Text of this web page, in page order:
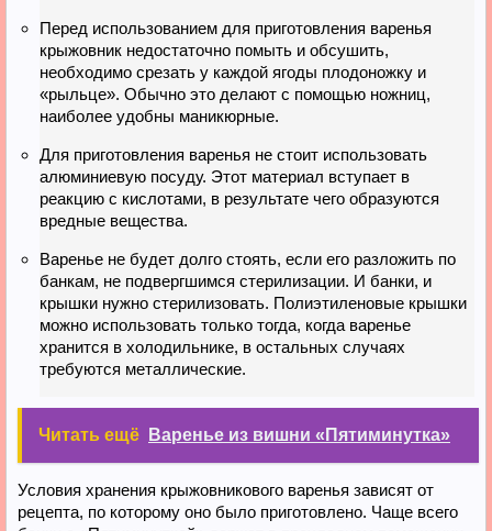
Перед использованием для приготовления варенья
крыжовник недостаточно помыть и обсушить,
необходимо срезать у каждой ягоды плодоножку и
«рыльце». Обычно это делают с помощью ножниц,
наиболее удобны маникюрные.
Для приготовления варенья не стоит использовать
алюминиевую посуду. Этот материал вступает в
реакцию с кислотами, в результате чего образуются
вредные вещества.
Варенье не будет долго стоять, если его разложить по
банкам, не подвергшимся стерилизации. И банки, и
крышки нужно стерилизовать. Полиэтиленовые крышки
можно использовать только тогда, когда варенье
хранится в холодильнике, в остальных случаях
требуются металлические.
Читать ещё Варенье из вишни «Пятиминутка»
Условия хранения крыжовникового варенья зависят от
рецепта, по которому оно было приготовлено. Чаще всего